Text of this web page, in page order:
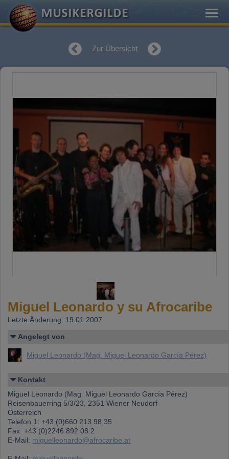
Zur Übersicht
Miguel Leonardo y su Afrocaribe
Letzte Änderung: 19.01.2007
Angelegt von
Miguel Leonardo (Mag. Miguel Leonardo García Pérez)
Kontakt
Miguel Leonardo (Mag. Miguel Leonardo García Pérez)
Reisenbauerring 5/3/23, 2351 Wiener Neudorf
Österreich
Telefon 1: +43 (0)660 213 98 35
Fax: +43 (0)2246 892 08 2
E-Mail: miguelleonardo@afrocaribe.at